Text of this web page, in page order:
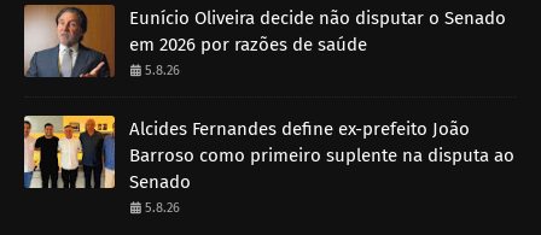
Eunício Oliveira decide não disputar o Senado
em 2026 por razões de saúde
5.8.26
Alcides Fernandes define ex-prefeito João
Barroso como primeiro suplente na disputa ao
Senado
5.8.26